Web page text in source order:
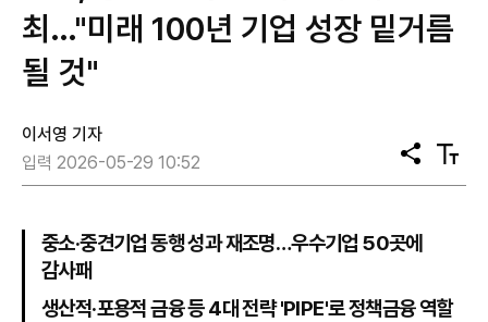
최…"미래 100년 기업 성장 밑거름
될 것"
이서영 기자
입력 2026-05-29 10:52
공
유
텍
스
중소·중견기업 동행 성과 재조명…우수기업 50곳에
감사패
생산적·포용적 금융 등 4대 전략 'PIPE'로 정책금융 역할